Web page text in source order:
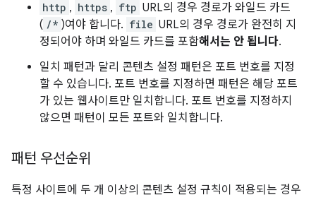
http , https , ftp URL의 경우 경로가 와일드 카드
( /* )여야 합니다. file URL의 경우 경로가 완전히 지
정되어야 하며 와일드 카드를 포함해서는 안 됩니다.
일치 패턴과 달리 콘텐츠 설정 패턴은 포트 번호를 지정
할 수 있습니다. 포트 번호를 지정하면 패턴은 해당 포트
가 있는 웹사이트만 일치합니다. 포트 번호를 지정하지
않으면 패턴이 모든 포트와 일치합니다.
패턴 우선순위
특정 사이트에 두 개 이상의 콘텐츠 설정 규칙이 적용되는 경우